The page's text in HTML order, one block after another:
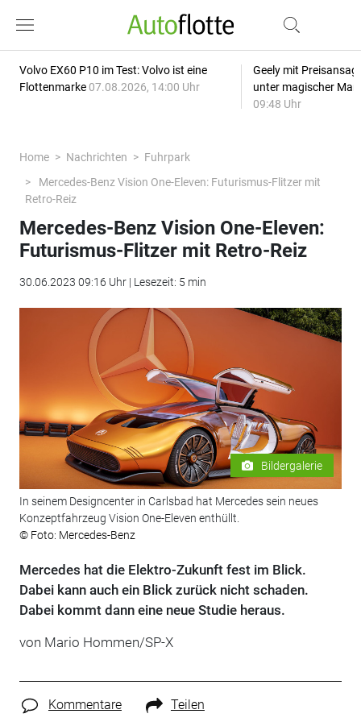
Volvo EX60 P10 im Test: Volvo ist eine
Flottenmarke 07.08.2026, 14:00 Uhr
Geely mit
unter magischer
09:48 Uhr
Home Nachrichten
Fuhrpark
Mercedes-Benz Vision One-Eleven: Futurismus-Flitzer mit
Retro-Reiz
Mercedes-Benz Vision One-Eleven:
Futurismus-Flitzer mit Retro-Reiz
30.06.2023 09:16 Uhr | Lesezeit: 5 min
Bildergalerie
In seinem Designcenter in Carlsbad hat Mercedes sein neues
Konzeptfahrzeug Vision One-Eleven enthüllt.
© Foto: Mercedes-Benz
Mercedes hat die Elektro-Zukunft fest im Blick.
Dabei kann auch ein Blick zurück nicht schaden.
Dabei kommt dann eine neue Studie heraus.
von Mario Hommen/SP-X
Kommentare Teilen